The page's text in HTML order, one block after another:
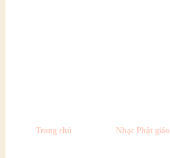
Trang chủ Nhạc Phật giáo